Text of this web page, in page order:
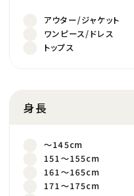
アウター/ジャケット
ワンピース/ドレス
トップス
身長
～145cm
151～155cm
161～165cm
171～175cm